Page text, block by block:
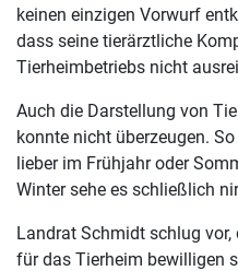
keinen einzigen Vorwurf
dass seine tierärztliche
Tierheimbetriebs nicht
Auch die Darstellung von
konnte nicht überzeugen.
lieber im Frühjahr oder
Winter sehe es schließlich
Landrat Schmidt schlug vor,
für das Tierheim bewilligen